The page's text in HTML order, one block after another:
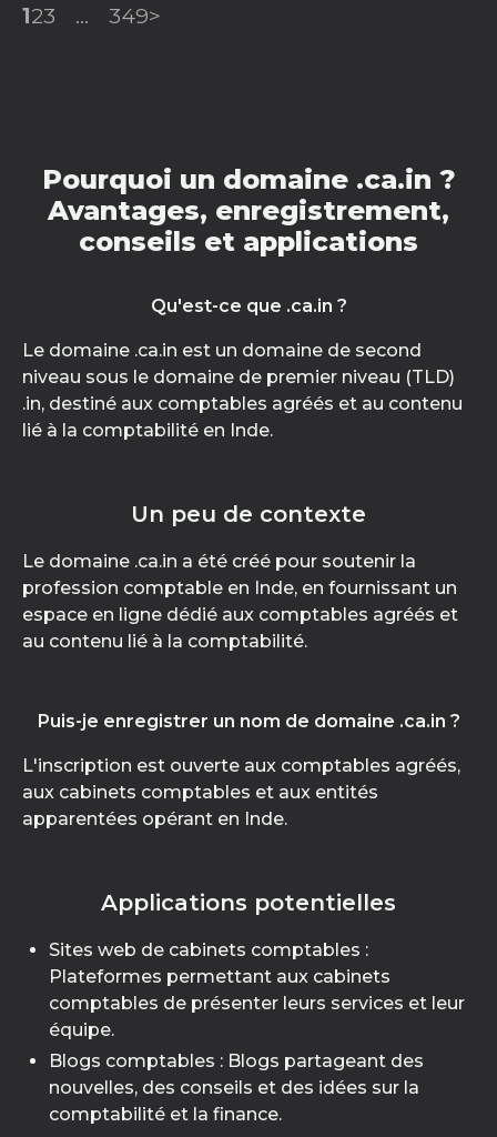
123 ... 349>
Pourquoi un domaine .ca.in ?
Avantages, enregistrement,
conseils et applications
Qu'est-ce que .ca.in ?
Le domaine .ca.in est un domaine de second
niveau sous le domaine de premier niveau (TLD)
.in, destiné aux comptables agréés et au contenu
lié à la comptabilité en Inde.
Un peu de contexte
Le domaine .ca.in a été créé pour soutenir la
profession comptable en Inde, en fournissant un
espace en ligne dédié aux comptables agréés et
au contenu lié à la comptabilité.
Puis-je enregistrer un nom de domaine .ca.in ?
L'inscription est ouverte aux comptables agréés,
aux cabinets comptables et aux entités
apparentées opérant en Inde.
Applications potentielles
Sites web de cabinets comptables :
Plateformes permettant aux cabinets
comptables de présenter leurs services et leur
équipe.
Blogs comptables : Blogs partageant des
nouvelles, des conseils et des idées sur la
comptabilité et la finance.